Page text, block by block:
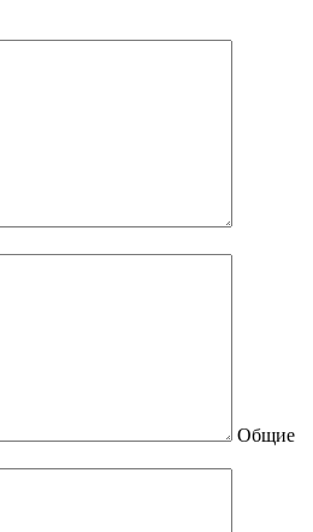
Общие